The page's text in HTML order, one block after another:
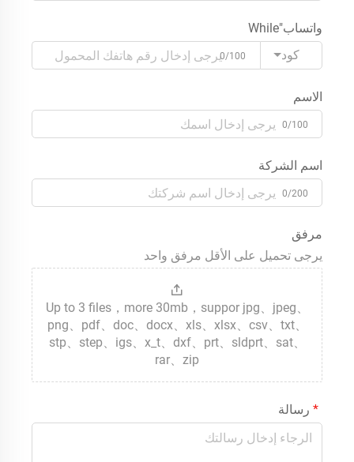
واتساب"While
كود
0/100
الاسم
0/100
اسم الشركة
0/200
مرفق
يرجى تحميل على الأقل مرفق واحد
Up to 3 files，more 30mb，suppor jpg、jpeg、
png、pdf、doc、docx、xls、xlsx、csv、txt、
stp、step、igs、x_t、dxf、prt、sldprt、sat、
rar、zip
رسالة